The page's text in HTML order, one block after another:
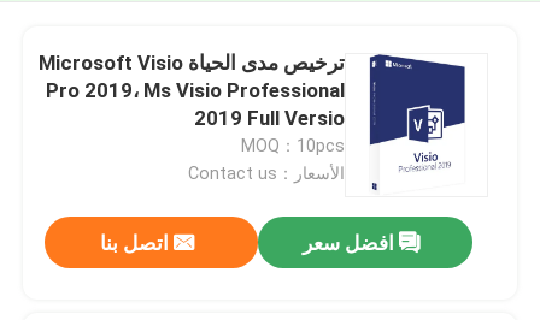
ترخيص مدى الحياة Microsoft Visio
Pro 2019، Ms Visio Professional
2019 Full Versio
MOQ：10pcs
الأسعار：Contact us
افضل سعر اتصل بنا